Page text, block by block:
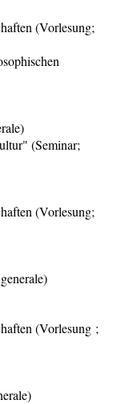
(Vorlesung;
(Seminar;
(Vorlesung;
(Vorlesung ;